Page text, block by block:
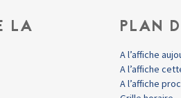
LA
PLAN
A l’affiche
A l’affiche
A l’affiche